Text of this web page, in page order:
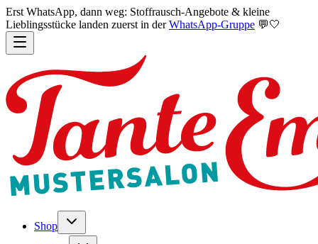
Erst WhatsApp, dann weg: Stoffrausch-Angebote & kleine
Lieblingsstücke landen zuerst in der WhatsApp-Gruppe 💬🤍
Shop